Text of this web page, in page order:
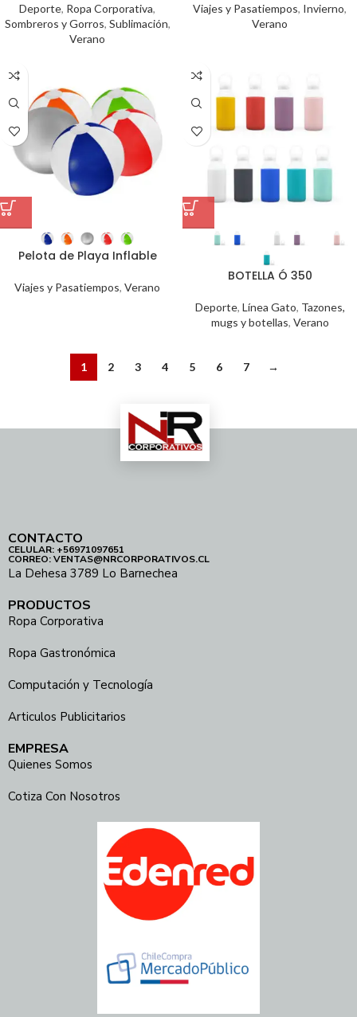
Deporte, Ropa Corporativa,
Sombreros y Gorros, Sublimación,
Verano
Viajes y Pasatiempos, Invierno,
Verano
Pelota de Playa Inflable
Viajes y Pasatiempos, Verano
BOTELLA Ó 350
Deporte, Línea Gato, Tazones,
mugs y botellas, Verano
1 2 3 4 5 6 7 →
CONTACTO
CELULAR: +56971097651
CORREO: VENTAS@NRCORPORATIVOS.CL
La Dehesa 3789 Lo Barnechea
PRODUCTOS
Ropa Corporativa
Ropa Gastronómica
Computación y Tecnología
Articulos Publicitarios
EMPRESA
Quienes Somos
Cotiza Con Nosotros